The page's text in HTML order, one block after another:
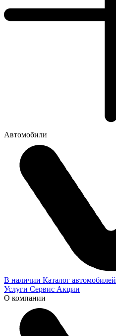
Автомобили
В наличии Каталог автомобилей
Услуги Сервис Акции
О компании